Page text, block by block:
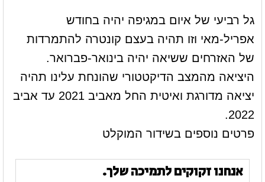
גל רביעי של איום במגיפה יהיה בחודש
אפריל-מאי וזו תהיה בעצם קונטרה להתמרדות
של האזרחים ששיאה יהיה בינואר-פברואר.
היציאה מהמצב הדיקטטורי שהונחת עלינו תהיה
יציאה מדורגת ואיטית החל מאביב 2021 עד אביב
2022.
פרטים נוספים בשידור המוקלט
אנחנו זקוקים לתמיכה שלך.